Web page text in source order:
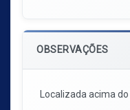
OBSERVAÇÕES
Localizada acima